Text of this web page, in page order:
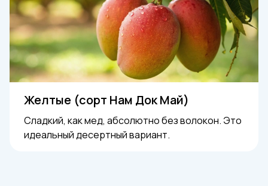
Желтые (сорт Нам Док Май)
Сладкий, как мед, абсолютно без волокон. Это
идеальный десертный вариант.